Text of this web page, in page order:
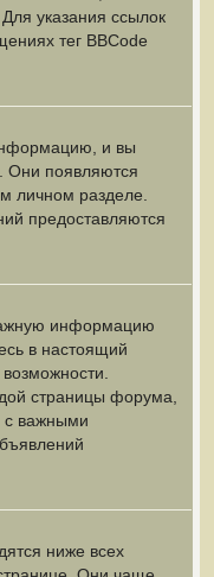
указания ссылок
тег BBCode
и вы
Они появляются
личном разделе.
предоставляются
информацию
в настоящий
страницы форума,
с важными
ниже всех